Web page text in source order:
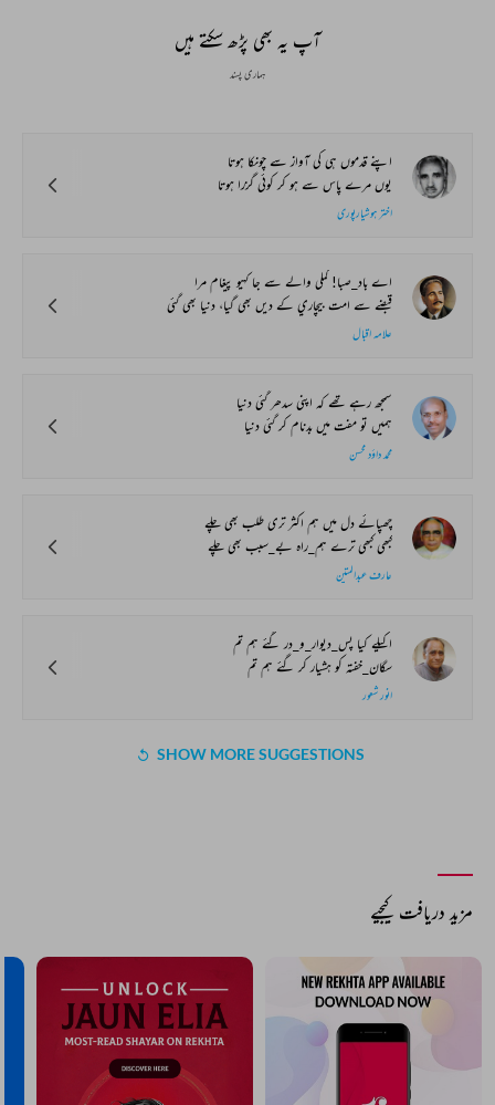
آپ یہ بھی پڑھ سکتے ہیں
ہماری پسند
اپنے قدموں ہی کی آواز سے چونکا ہوتا
یوں مرے پاس سے ہو کر کوئی گزرا ہوتا
اختر ہوشیارپوری
اے باد_صبا! کملي والے سے جا کہيو پيغام مرا
قبضے سے امت بيچاري کے ديں بھي گيا، دنيا بھي گئي
علامہ اقبال
سمجھ رہے تھے کہ اپنی سدھر گئی دنیا
ہمیں تو مفت میں بدنام کر گئی دنیا
محمد داؤد محسن
چھپائے دل میں ہم اکثر تری طلب بھی چلے
کبھی کبھی ترے ہم_راہ بے_سبب بھی چلے
عارف عبدالمتین
اکیلے کیا پس_دیوار_و_در گئے ہم تم
سگان_خفتہ کو ہشیار کر گئے ہم تم
انور شعور
SHOW MORE SUGGESTIONS
مزید دریافت کیجیے